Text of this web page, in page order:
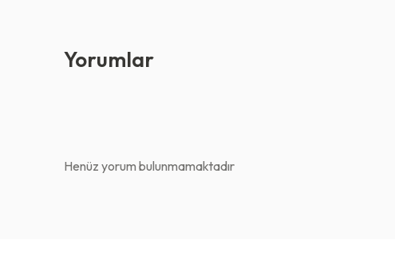
Yorumlar
Henüz yorum bulunmamaktadır